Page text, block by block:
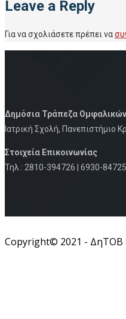
Leave a Reply
Για να σχολιάσετε πρέπει να
Δημόσια Τράπεζα
Iατρική Σχολή, Πανεπιστήμιο
Στοιχεία Eπικοινωνίας
Τηλ.: 2810-394726 | 6930-
Copyright© 2021 - ΔηΤΟΒ